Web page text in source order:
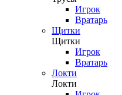
Игрок
Вратарь
Щитки
Щитки
Игрок
Вратарь
Локти
Локти